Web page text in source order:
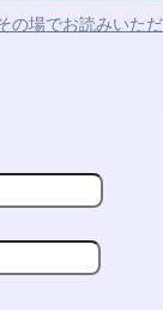
の場でお読みいただ